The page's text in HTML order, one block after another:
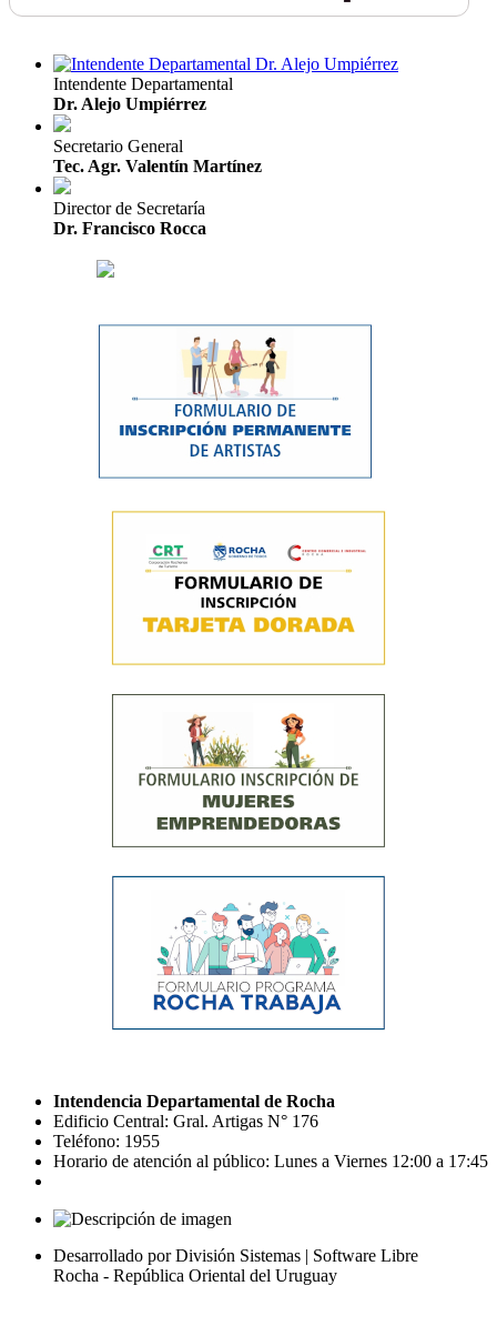
Intendente Departamental
Dr. Alejo Umpiérrez
Secretario General
Tec. Agr. Valentín Martínez
Director de Secretaría
Dr. Francisco Rocca
Intendencia Departamental de Rocha
Edificio Central: Gral. Artigas N° 176
Teléfono: 1955
Horario de atención al público: Lunes a Viernes 12:00 a 17:45
Desarrollado por División Sistemas | Software Libre
Rocha - República Oriental del Uruguay